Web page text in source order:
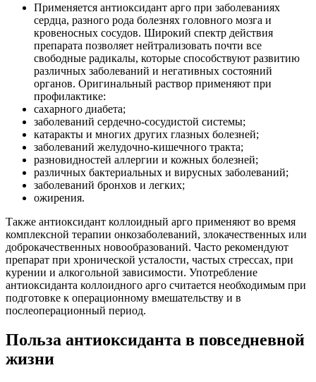
Применяется антиоксидант арго при заболеваниях
сердца, разного рода болезнях головного мозга и
кровеносных сосудов. Широкий спектр действия
препарата позволяет нейтрализовать почти все
свободные радикалы, которые способствуют развитию
различных заболеваний и негативных состояний
органов. Оригинальный раствор применяют при
профилактике:
сахарного диабета;
заболеваний сердечно-сосудистой системы;
катаракты и многих других глазных болезней;
заболеваний желудочно-кишечного тракта;
разновидностей аллергии и кожных болезней;
различных бактериальных и вирусных заболеваний;
заболеваний бронхов и легких;
ожирения.
Также антиоксидант коллоидный арго применяют во время
комплексной терапии онкозаболеваний, злокачественных или
доброкачественных новообразований. Часто рекомендуют
препарат при хронической усталости, частых стрессах, при
курении и алкогольной зависимости. Употребление
антиоксиданта коллоидного арго считается необходимым при
подготовке к операционному вмешательству и в
послеоперационный период.
Польза антиоксиданта в повседневной
жизни